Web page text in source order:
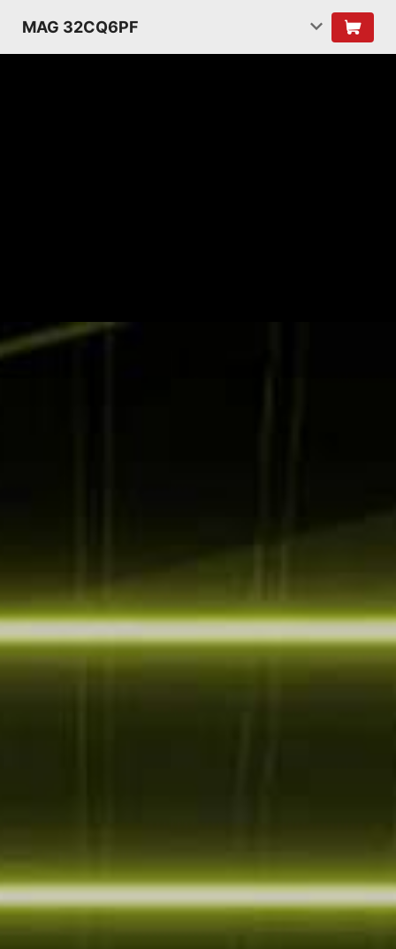
MAG 32CQ6PF